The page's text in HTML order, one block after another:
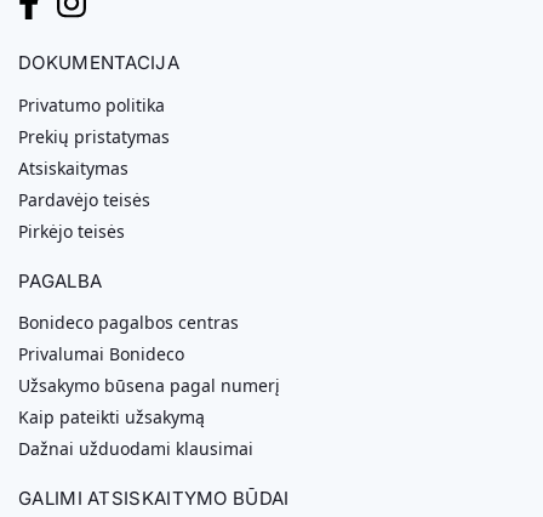
DOKUMENTACIJA
Privatumo politika
Prekių pristatymas
Atsiskaitymas
Pardavėjo teisės
Pirkėjo teisės
PAGALBA
Bonideco pagalbos centras
Privalumai Bonideco
Užsakymo būsena pagal numerį
Kaip pateikti užsakymą
Dažnai užduodami klausimai
GALIMI ATSISKAITYMO BŪDAI